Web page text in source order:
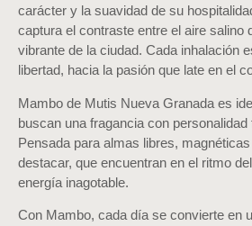
carácter y la suavidad de su
captura el contraste entre el aire salino
vibrante de la ciudad. Cada inhalación
libertad, hacia la pasión que late en el
Mambo de Mutis Nueva Granada es
buscan una fragancia con personalidad
Pensada para almas libres,
destacar, que encuentran en el ritmo
energía inagotable.
Con Mambo, cada día se convierte en